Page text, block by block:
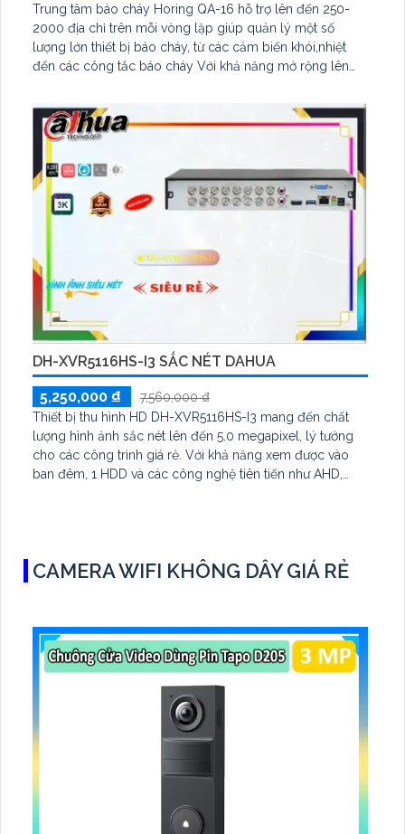
Trung tâm báo cháy Horing QA-16 hỗ trợ lên đến 250-
2000 địa chỉ trên mỗi vòng lặp giúp quản lý một số
lượng lớn thiết bị báo cháy, từ các cảm biến khói,nhiệt
đến các công tắc báo cháy Với khả năng mở rộng lên
hợp cho các tòa nhà văn phòng,khu công nghiệp,trung
tâm thương mại,bệnh viện, trường học và các cơ sở hạ
tầng công cộng
DH-XVR5116HS-I3 SẮC NÉT DAHUA
5,250,000 ₫
7,560,000 ₫
Thiết bị thu hình HD DH-XVR5116HS-I3 mang đến chất
lượng hình ảnh sắc nét lên đến 5.0 megapixel, lý tưởng
cho các công trình giá rẻ. Với khả năng xem được vào
ban đêm, 1 HDD và các công nghệ tiên tiến như AHD,
CAMERA WIFI KHÔNG DÂY GIÁ RẺ